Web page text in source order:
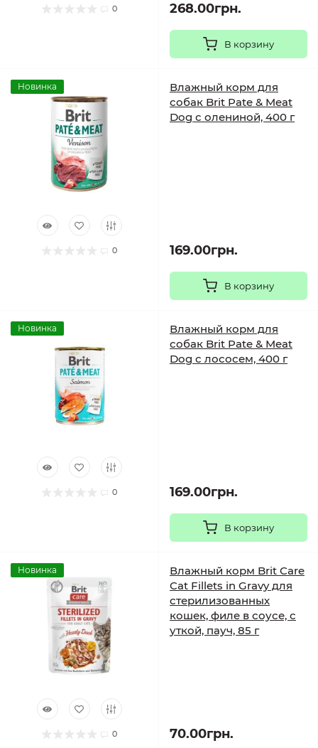
0 268.00грн.
В корзину
Новинка
0
Влажный корм для
собак Brit Pate & Meat
Dog с олениной, 400 г
169.00грн.
В корзину
Новинка
0
Влажный корм для
собак Brit Pate & Meat
Dog с лососем, 400 г
169.00грн.
В корзину
Новинка
0
Влажный корм Brit Care
Cat Fillets in Gravy для
стерилизованных
кошек, филе в соусе, с
уткой, пауч, 85 г
70.00грн.